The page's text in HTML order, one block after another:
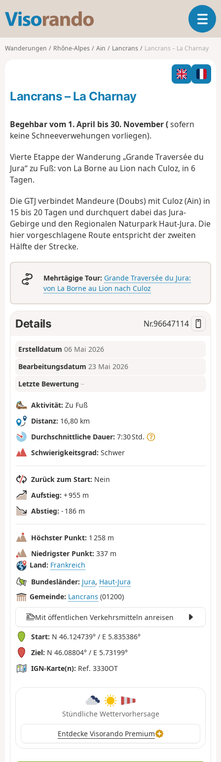
s
o
o
T
o
g
l
n
i
Wanderungen Rhône-Alpes Ain Lancrans Lancrans – La Charnay
Lancrans – La Charnay
Begehbar vom 1. April bis 30. November (sofern
keine Schneeverwehungen vorliegen).
Vierte Etappe der Wanderung „Grande Traversée du
Jura“ zu Fuß: von La Borne au Lion nach Culoz, in 6
Tagen.
Die GTJ verbindet Mandeure (Doubs) mit Culoz (Ain) in
15 bis 20 Tagen und durchquert dabei das Jura-
Gebirge und den Regionalen Naturpark Haut-Jura. Die
hier vorgeschlagene Route entspricht der zweiten
Hälfte der Strecke.
Mehrtägige Tour: Grande Traversée du Jura:
von La Borne au Lion nach Culoz
Details Nr.96647114
Erstelldatum 06 Mai 2026
Bearbeitungsdatum 23 Mai 2026
Letzte Bewertung –
Aktivität: Zu Fuß
Distanz: 16,80 km
Durchschnittliche Dauer: 7:30 Std.
Schwierigkeitsgrad: Schwer
Zurück zum Start: Nein
Aufstieg: + 955 m
Abstieg: - 186 m
Höchster Punkt: 1 258 m
Niedrigster Punkt: 337 m
Land: Frankreich
Bundesländer: Jura, Haut-Jura
Gemeinde: Lancrans (01200)
Mit öffentlichen Verkehrsmitteln anreisen
Start: N 46.124739° / E 5.835386°
Ziel: N 46.08804° / E 5.73199°
IGN-Karte(n): Ref. 3330OT
Stündliche Wettervorhersage
Entdecke Visorando Premium